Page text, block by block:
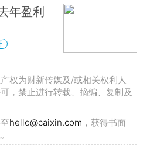
年盈利
权为财新传媒及/或相关权利人
，禁止进行转载、摘编、复制及
hello@caixin.com ，获得书面